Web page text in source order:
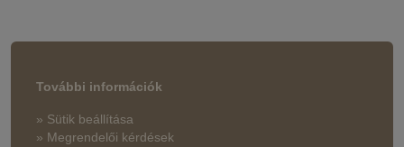
További információk
» Sütik beállítása
» Megrendelői kérdések